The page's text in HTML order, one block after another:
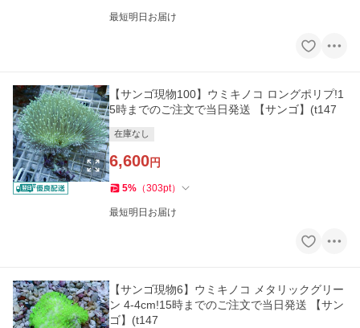
最短明日お届け
【サンゴ現物100】ウミキノコ ロングポリプ!1
5時までのご注文で当日発送 【サンゴ】(t147
在庫なし
6,600円
5% （303pt）
最短明日お届け
【サンゴ現物6】ウミキノコ メタリックグリー
ン 4-4cm!15時までのご注文で当日発送 【サン
ゴ】(t147